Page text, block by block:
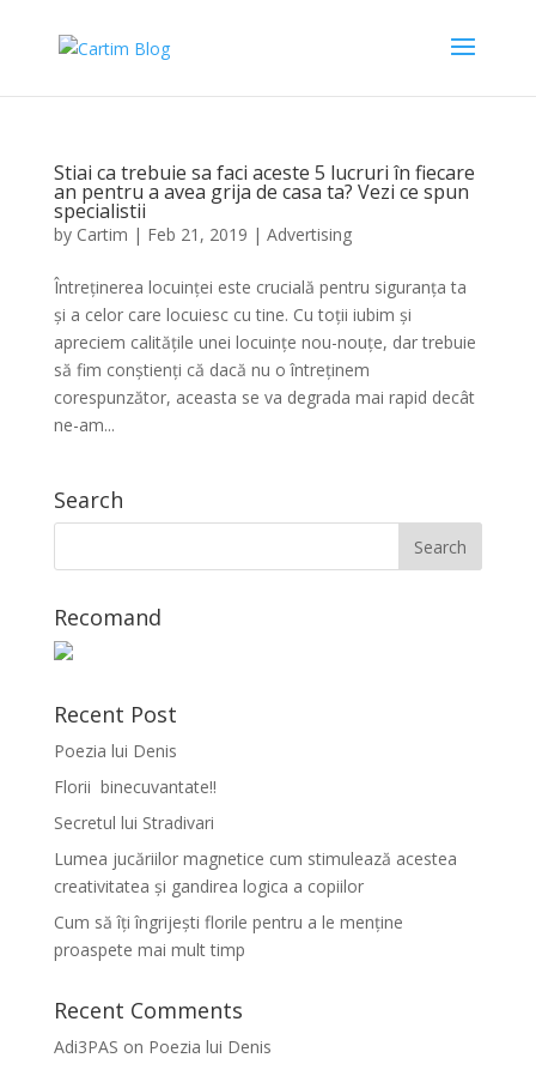
Stiai ca trebuie sa faci aceste 5 lucruri în fiecare
an pentru a avea grija de casa ta? Vezi ce spun
specialistii
by Cartim | Feb 21, 2019 | Advertising
Întreținerea locuinței este crucială pentru siguranța ta
și a celor care locuiesc cu tine. Cu toții iubim și
apreciem calitățile unei locuințe nou-nouțe, dar trebuie
să fim conștienți că dacă nu o întreținem
corespunzător, aceasta se va degrada mai rapid decât
ne-am...
Search
Recomand
Recent Post
Poezia lui Denis
Florii binecuvantate!!
Secretul lui Stradivari
Lumea jucăriilor magnetice cum stimulează acestea
creativitatea și gandirea logica a copiilor
Cum să îți îngrijești florile pentru a le menține
proaspete mai mult timp
Recent Comments
Adi3PAS on Poezia lui Denis